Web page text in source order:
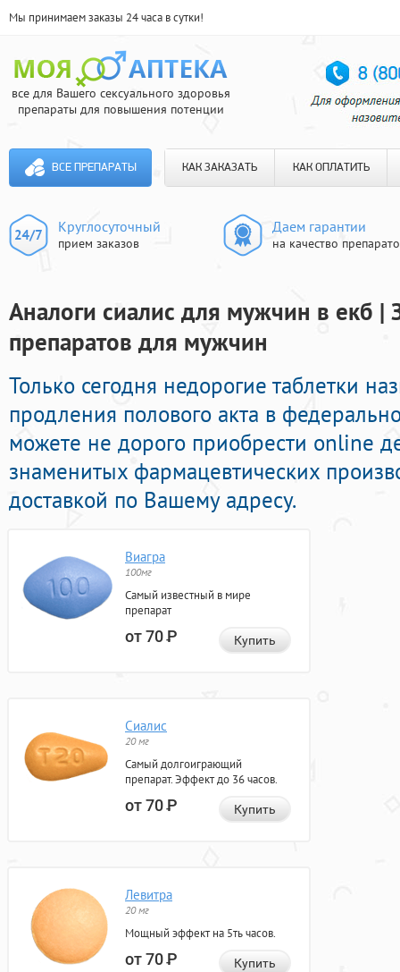
Мы принимаем заказы 24 часа в сутки!
все для Вашего сексуального здоровья
препараты для повышения потенции
ВСЕ ПРЕПАРАТЫ КАК ЗАКАЗАТЬ КАК ОПЛАТИТЬ
Круглосуточный
прием заказов
Даем гарантии
на качество
Аналоги сиалис для мужчин в екб |
препаратов для мужчин
Только сегодня недорогие таблетки
продления полового акта в
можете не дорого приобрести online
знаменитых фармацевтических
доставкой по Вашему адресу.
Виагра
100мг
Самый известный в мире
препарат
от 70Р Купить
Сиалис
20 мг
Самый долгоиграющий
препарат. Эффект до 36 часов.
от 70Р Купить
Левитра
20 мг
Мощный эффект на 5ть часов.
от 70Р Купить